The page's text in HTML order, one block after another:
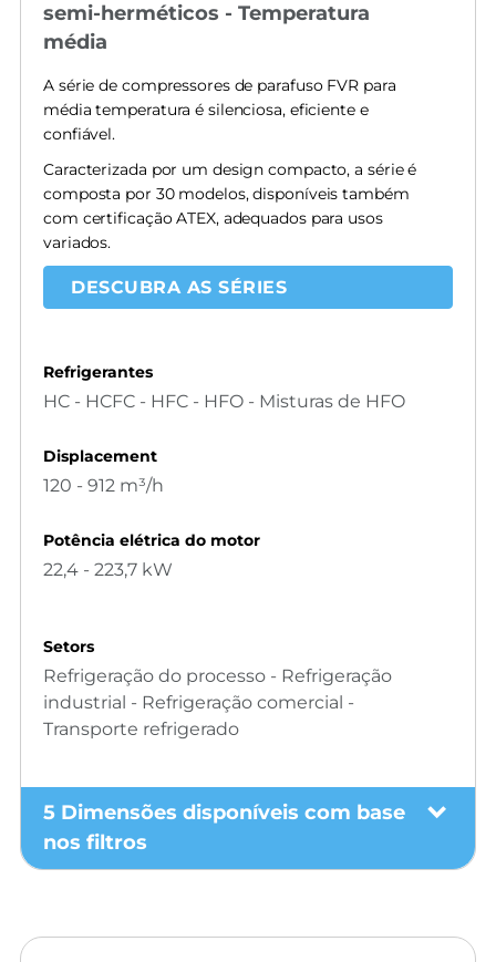
semi-herméticos - Temperatura
média
A série de compressores de parafuso FVR para
média temperatura é silenciosa, eficiente e
confiável.
Caracterizada por um design compacto, a série é
composta por 30 modelos, disponíveis também
com certificação ATEX, adequados para usos
variados.
DESCUBRA AS SÉRIES
Refrigerantes
HC - HCFC - HFC - HFO - Misturas de HFO
Displacement
120 - 912 m³/h
Potência elétrica do motor
22,4 - 223,7 kW
Setors
Refrigeração do processo - Refrigeração
industrial - Refrigeração comercial -
Transporte refrigerado
5 Dimensões disponíveis com base
nos filtros